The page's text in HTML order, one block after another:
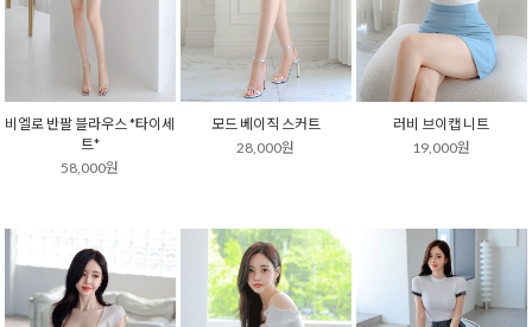
비엘로 반팔 블라우스 *타이세
트*
58,000원
모드 베이직 스커트
28,000원
러비 브이캡 니트
19,000원